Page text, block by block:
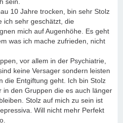
10 Jahre trocken, bin sehr Stolz
ich sehr geschätzt, die
mich auf Augenhöhe. Es geht
was ich mache zufrieden, nicht
vor allem in der Psychiatrie,
keine Versager sondern leisten
die Entgiftung geht. Ich bin Stolz
in den Gruppen die es auch länger
Stolz auf mich zu sein ist
Will nicht mehr Perfekt